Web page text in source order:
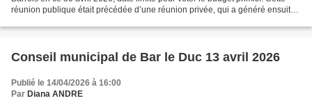
réunion publique était précédée d’une réunion privée, qui a généré ensuite
Conseil municipal de Bar le Duc 13 avril 2026
Publié le 14/04/2026 à 16:00
Par Diana ANDRE